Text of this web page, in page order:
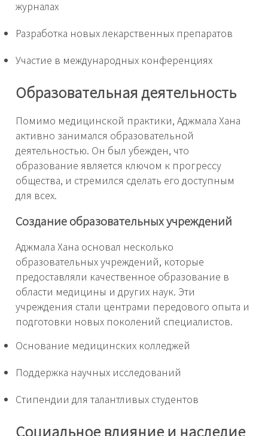
журналах
Разработка новых лекарственных препаратов
Участие в международных конференциях
Образовательная деятельность
Помимо медицинской практики, Аджмала Хана
активно занимался образовательной
деятельностью. Он был убежден, что
образование является ключом к прогрессу
общества, и стремился сделать его доступным
для всех.
Создание образовательных учреждений
Аджмала Хана основал несколько
образовательных учреждений, которые
предоставляли качественное образование в
области медицины и других наук. Эти
учреждения стали центрами передового опыта и
подготовки новых поколений специалистов.
Основание медицинских колледжей
Поддержка научных исследований
Стипендии для талантливых студентов
Социальное влияние и наследие